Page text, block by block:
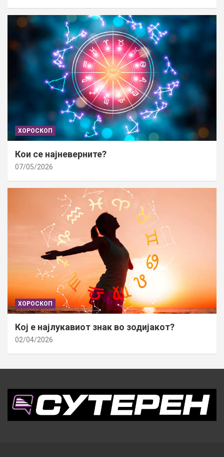
ХОРОСКОП
Кои се најневерните?
07/05/2026
ХОРОСКОП
Кој е најлукавиот знак во зодијакот?
02/04/2026